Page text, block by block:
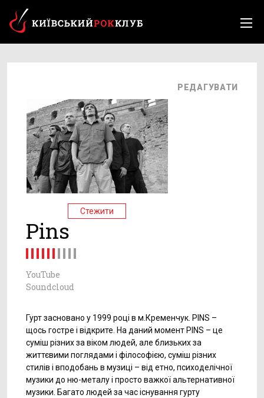
РЕДАГУВАТИ
Стежити
Pins
YouTube
Soundcloud
Гурт засновано у 1999 році в м.Кременчук. PINS –
щось гостре і відкрите. На даний момент PINS – це
суміш різних за віком людей, але близьких за
життєвими поглядами і філософією, суміш різних
стилів і вподобань в музиці – від етно, психоделічної
музики до ню-металу і просто важкої альтернативної
музики. Багато людей за час існування гурту